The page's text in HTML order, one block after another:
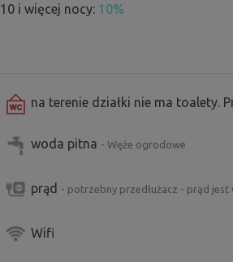
10 i więcej nocy: 10%
na terenie działki nie ma toalety.
woda pitna - Węże ogrodowe
prąd - potrzebny przedłużacz - prąd jest
Wifi